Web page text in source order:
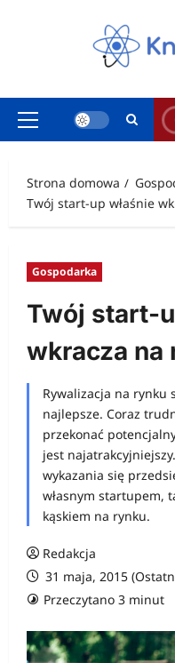
Menu
Strona domowa
Twój start-up właśnie
Gospodarka
Twój start-
wkracza na
Rywalizacja na rynku
najlepsze. Coraz
przekonać
jest
wykazania się
własnym startupem,
kąskiem na rynku.
Redakcja
31 maja, 2015
Przeczytano 3 minut